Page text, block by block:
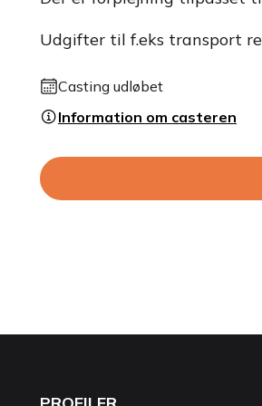
Udgifter til f.eks transport
Casting udløbet
Information om casteren